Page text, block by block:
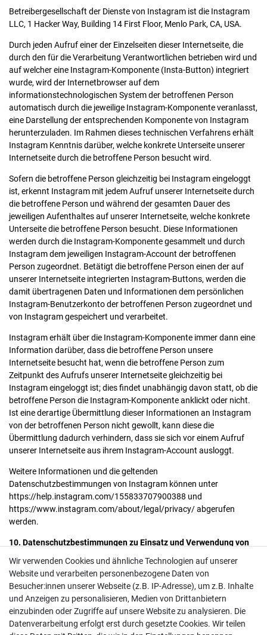
Betreibergesellschaft der Dienste von Instagram ist die Instagram
LLC, 1 Hacker Way, Building 14 First Floor, Menlo Park, CA, USA.
Durch jeden Aufruf einer der Einzelseiten dieser Internetseite, die
durch den für die Verarbeitung Verantwortlichen betrieben wird und
auf welcher eine Instagram-Komponente (Insta-Button) integriert
wurde, wird der Internetbrowser auf dem
informationstechnologischen System der betroffenen Person
automatisch durch die jeweilige Instagram-Komponente veranlasst,
eine Darstellung der entsprechenden Komponente von Instagram
herunterzuladen. Im Rahmen dieses technischen Verfahrens erhält
Instagram Kenntnis darüber, welche konkrete Unterseite unserer
Internetseite durch die betroffene Person besucht wird.
Sofern die betroffene Person gleichzeitig bei Instagram eingeloggt
ist, erkennt Instagram mit jedem Aufruf unserer Internetseite durch
die betroffene Person und während der gesamten Dauer des
jeweiligen Aufenthaltes auf unserer Internetseite, welche konkrete
Unterseite die betroffene Person besucht. Diese Informationen
werden durch die Instagram-Komponente gesammelt und durch
Instagram dem jeweiligen Instagram-Account der betroffenen
Person zugeordnet. Betätigt die betroffene Person einen der auf
unserer Internetseite integrierten Instagram-Buttons, werden die
damit übertragenen Daten und Informationen dem persönlichen
Instagram-Benutzerkonto der betroffenen Person zugeordnet und
von Instagram gespeichert und verarbeitet.
Instagram erhält über die Instagram-Komponente immer dann eine
Information darüber, dass die betroffene Person unsere
Internetseite besucht hat, wenn die betroffene Person zum
Zeitpunkt des Aufrufs unserer Internetseite gleichzeitig bei
Instagram eingeloggt ist; dies findet unabhängig davon statt, ob die
betroffene Person die Instagram-Komponente anklickt oder nicht.
Ist eine derartige Übermittlung dieser Informationen an Instagram
von der betroffenen Person nicht gewollt, kann diese die
Übermittlung dadurch verhindern, dass sie sich vor einem Aufruf
unserer Internetseite aus ihrem Instagram-Account ausloggt.
Weitere Informationen und die geltenden
Datenschutzbestimmungen von Instagram können unter
https://help.instagram.com/155833707900388 und
https://www.instagram.com/about/legal/privacy/ abgerufen
werden.
10. Datenschutzbestimmungen zu Einsatz und Verwendung von
Der für die Verarbeitung Verantwortliche hat auf dieser Internetseite
die Komponente Matomo integriert. Matomo ist ein Open-Source-
Softwaretool zur Web-Analyse. Web-Analyse ist die Erhebung,
Sammlung und Auswertung von Daten über das Verhalten von
Besuchern von Internetseiten. Ein Web-Analyse-Tool erfasst unter
anderem Daten darüber, von welcher Internetseite eine betroffene
Wir verwenden Cookies und ähnliche Technologien auf unserer
Website und verarbeiten personenbezogene Daten von
Besucher:innen unserer Webseite (z.B. IP-Adresse), um z.B. Inhalte
und Anzeigen zu personalisieren, Medien von Drittanbietern
einzubinden oder Zugriffe auf unsere Website zu analysieren. Die
Datenverarbeitung erfolgt erst durch gesetzte Cookies. Wir teilen